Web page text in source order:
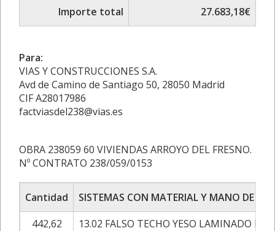
Importe total
27.683,18€
Para:
VIAS Y CONSTRUCCIONES S.A.
Avd de Camino de Santiago 50, 28050 Madrid
CIF A28017986
factviasdel238@vias.es
OBRA 238059 60 VIVIENDAS ARROYO DEL FRESNO.
Nº CONTRATO 238/059/0153
Cantidad
SISTEMAS CON MATERIAL Y MANO DE
442,62
13.02 FALSO TECHO YESO LAMINADO